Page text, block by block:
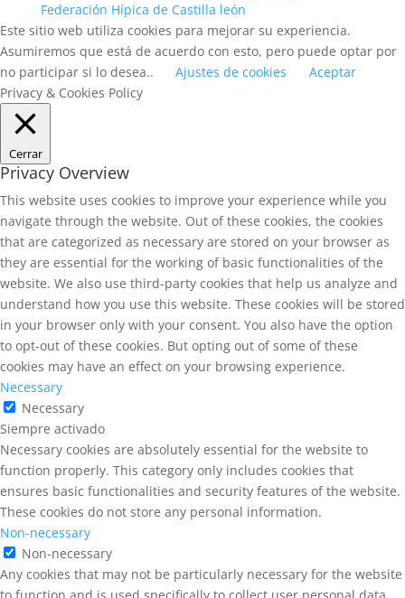
Federación Hípica de Castilla león
Este sitio web utiliza cookies para mejorar su experiencia.
Asumiremos que está de acuerdo con esto, pero puede optar por
no participar si lo desea..
Ajustes de cookies
Aceptar
Privacy & Cookies Policy
Cerrar
Privacy Overview
This website uses cookies to improve your experience while you
navigate through the website. Out of these cookies, the cookies
that are categorized as necessary are stored on your browser as
they are essential for the working of basic functionalities of the
website. We also use third-party cookies that help us analyze and
understand how you use this website. These cookies will be stored
in your browser only with your consent. You also have the option
to opt-out of these cookies. But opting out of some of these
cookies may have an effect on your browsing experience.
Necessary
Necessary
Siempre activado
Necessary cookies are absolutely essential for the website to
function properly. This category only includes cookies that
ensures basic functionalities and security features of the website.
These cookies do not store any personal information.
Non-necessary
Non-necessary
Any cookies that may not be particularly necessary for the website